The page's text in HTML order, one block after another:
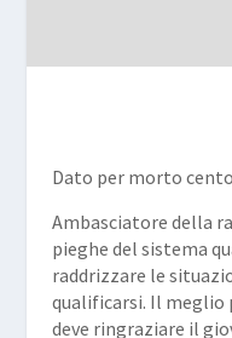
Dato per morto
Ambasciatore della
pieghe del sistema
raddrizzare le
qualificarsi. Il meglio
deve ringraziare il